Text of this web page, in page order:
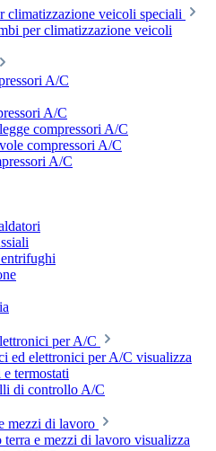
climatizzazione veicoli speciali
per climatizzazione veicoli
A/C
A/C
compressori A/C
compressori A/C
A/C
per A/C
ed elettronici per A/C visualizza
e termostati
di controllo A/C
mezzi di lavoro
e mezzi di lavoro visualizza